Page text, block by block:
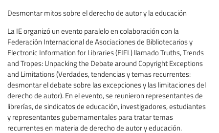
Desmontar mitos sobre el derecho de autor y la educación
La IE organizó un evento paralelo en colaboración con la
Federación Internacional de Asociaciones de Bibliotecarios y
Electronic Information for Libraries (EIFL) llamado Truths, Trends
and Tropes: Unpacking the Debate around Copyright Exceptions
and Limitations (Verdades, tendencias y temas recurrentes:
desmontar el debate sobre las excepciones y las limitaciones del
derecho de autor). En el evento, se reunieron representantes de
librerías, de sindicatos de educación, investigadores, estudiantes
y representantes gubernamentales para tratar temas
recurrentes en materia de derecho de autor y educación.